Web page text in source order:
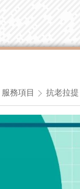
服務項目 抗老拉提